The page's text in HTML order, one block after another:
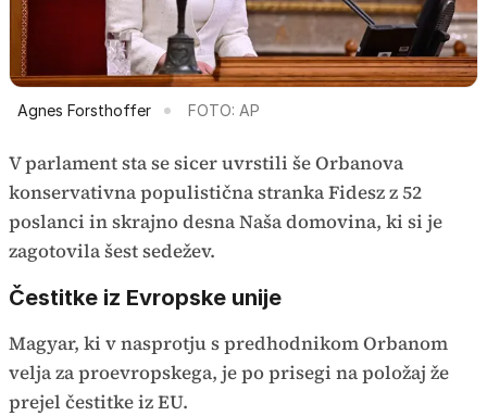
Agnes Forsthoffer FOTO: AP
V parlament sta se sicer uvrstili še Orbanova
konservativna populistična stranka Fidesz z 52
poslanci in skrajno desna Naša domovina, ki si je
zagotovila šest sedežev.
Čestitke iz Evropske unije
Magyar, ki v nasprotju s predhodnikom Orbanom
velja za proevropskega, je po prisegi na položaj že
prejel čestitke iz EU.